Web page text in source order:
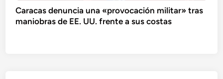
Caracas denuncia una «provocación militar» tras
maniobras de EE. UU. frente a sus costas